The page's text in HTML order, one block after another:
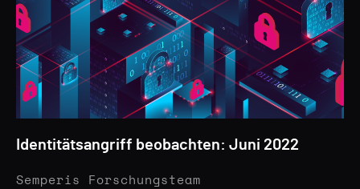
Identitätsangriff beobachten: Juni 2022
Semperis Forschungsteam